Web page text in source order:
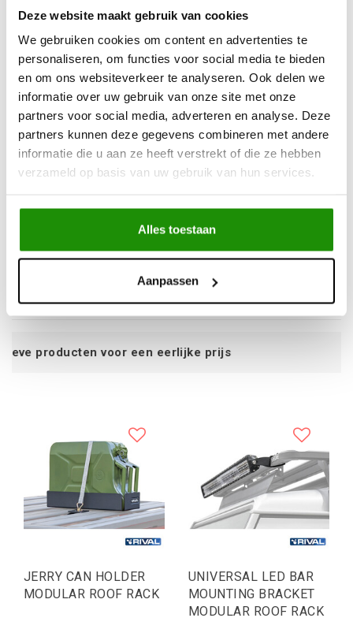
Deze website maakt gebruik van cookies
We gebruiken cookies om content en advertenties te
personaliseren, om functies voor social media te bieden
en om ons websiteverkeer te analyseren. Ook delen we
informatie over uw gebruik van onze site met onze
partners voor social media, adverteren en analyse. Deze
partners kunnen deze gegevens combineren met andere
informatie die u aan ze heeft verstrekt of die ze hebben
verzameld op basis van uw gebruik van hun services.
Alles toestaan
Aanpassen
AXE HOLDER
€72,73
Incl. btw
TENT MOUNTING
ONLY) MODULAR ROOF
RACK TOYOTA HILUX
2015-2020; 2021-;
VOLKSWAGEN
AMAROK 2016-2020;
€107,44
€130,00
Incl. btw
eerlijke prijs
JERRY CAN HOLDER
MODULAR ROOF RACK
UNIVERSAL LED BAR
MOUNTING BRACKET
MODULAR ROOF RACK